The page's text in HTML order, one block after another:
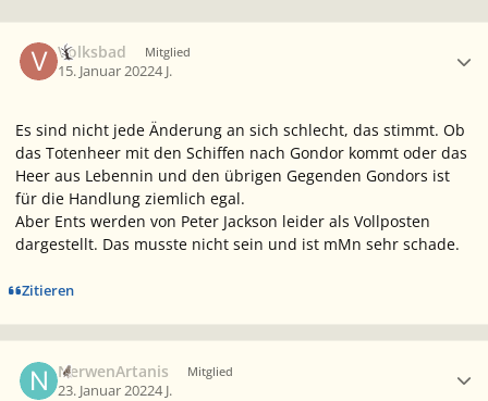
Volksbad Mitglied
15. Januar 20224 J.
Es sind nicht jede Änderung an sich schlecht, das stimmt. Ob
das Totenheer mit den Schiffen nach Gondor kommt oder das
Heer aus Lebennin und den übrigen Gegenden Gondors ist
für die Handlung ziemlich egal.
Aber Ents werden von Peter Jackson leider als Vollposten
dargestellt. Das musste nicht sein und ist mMn sehr schade.
Zitieren
NerwenArtanis Mitglied
23. Januar 20224 J.